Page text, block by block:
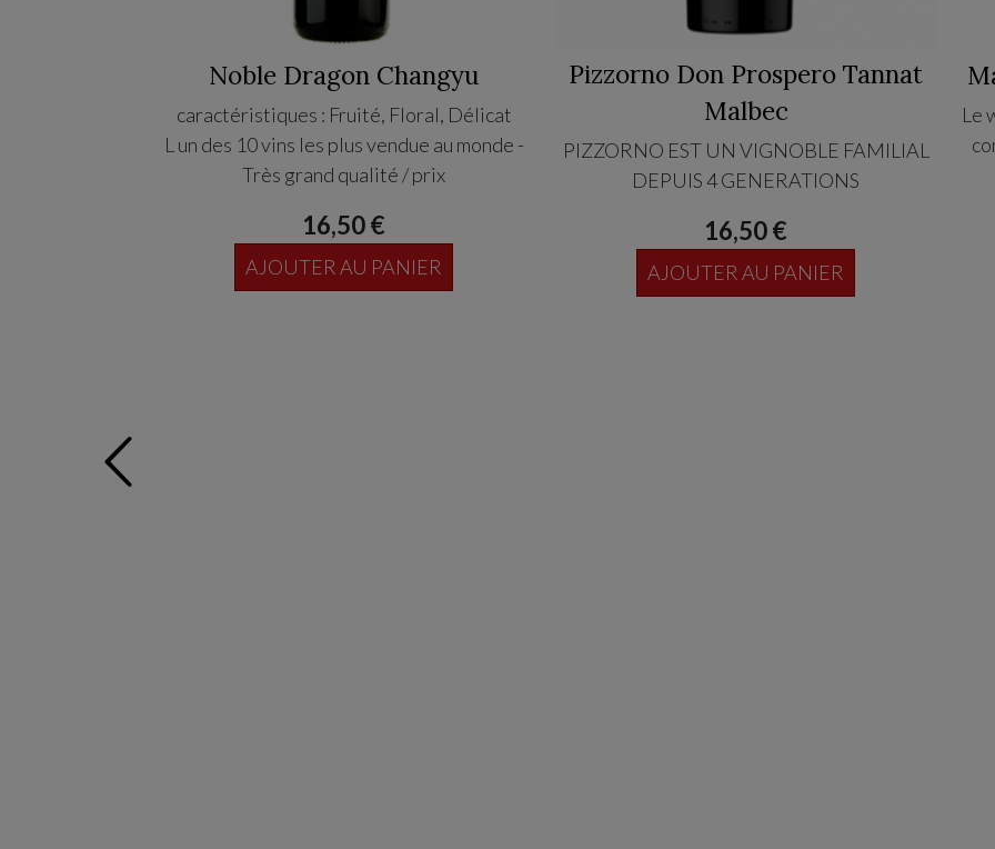
Noble Dragon Changyu
caractéristiques : Fruité, Floral, Délicat
L un des 10 vins les plus vendue au monde -
Très grand qualité / prix
16,50 €
AJOUTER AU PANIER
Pizzorno Don Prospero Tannat
Malbec
PIZZORNO EST UN VIGNOBLE FAMILIAL
DEPUIS 4 GENERATIONS
16,50 €
AJOUTER AU PANIER
Le